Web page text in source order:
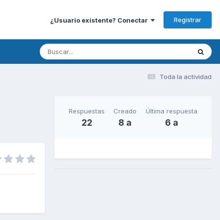
¿Usuario existente? Conectar Registrar
Toda la actividad
Respuestas
22
Creado
8 a
Última respuesta
6 a